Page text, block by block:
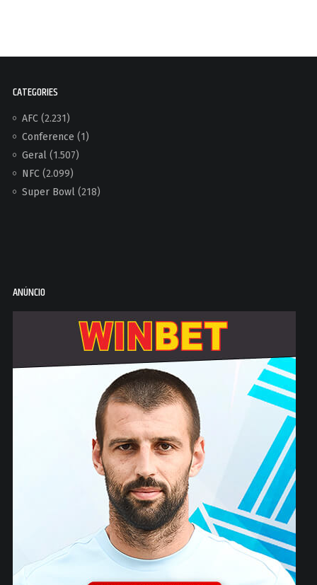
CATEGORIES
AFC(2.231)
Conference (1)
Geral(1.507)
NFC(2.099)
Super Bowl(218)
ANÚNCIO